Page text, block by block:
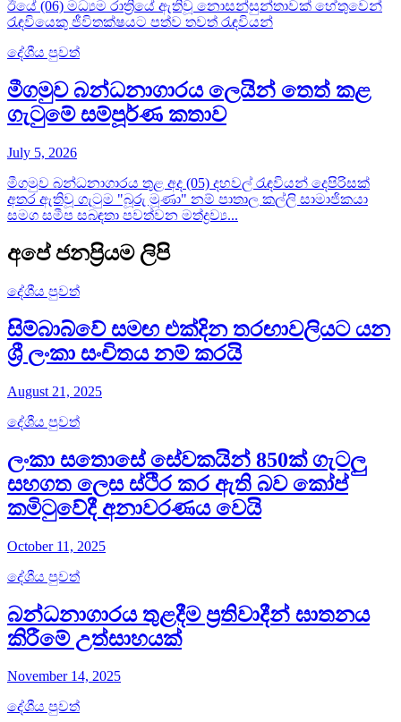
ඊයේ (06) මධ්‍යම රාත්‍රියේ ඇතිවූ නොසන්සුන්තාවක් හේතුවෙන්
රැඳවියෙකු ජීවිතක්ෂයට පත්ව තවත් රැඳවියන්
දේශීය පුවත්
මීගමුව බන්ධනාගාරය ලෙයින් තෙත් කළ
ගැටුමේ සම්පූර්ණ කතාව
July 5, 2026
මීගමුව බන්ධනාගාරය තුළ අද (05) දහවල් රැඳවියන් දෙපිරිසක්
අතර ඇතිවූ ගැටුම "බූරු මූණා" නම් පාතාල කල්ලි සාමාජිකයා
සමග සමීප සබඳතා පවත්වන මත්ද්‍රව්‍ය...
අපේ ජනප්‍රියම ලිපි
දේශීය පුවත්
සිම්බාබ්වේ සමඟ එක්දින තරඟාවලියට යන
ශ්‍රී ලංකා සංචිතය නම් කරයි
August 21, 2025
දේශීය පුවත්
ලංකා සතොසේ සේවකයින් 850ක් ගැටලු
සහගත ලෙස ස්ථිර කර ඇති බව කෝප්
කමිටුවේදී අනාවරණය වෙයි
October 11, 2025
දේශීය පුවත්
බන්ධනාගාරය තුළදීම ප්‍රතිවාදීන් ඝාතනය
කිරීමේ උත්සාහයක්
November 14, 2025
දේශීය පුවත්